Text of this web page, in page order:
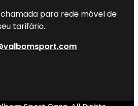
para rede móvel de
tarifário.